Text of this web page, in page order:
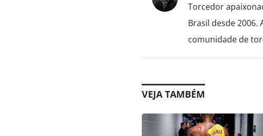
Torcedor
Brasil desde
comunidade de
VEJA TAMBÉM